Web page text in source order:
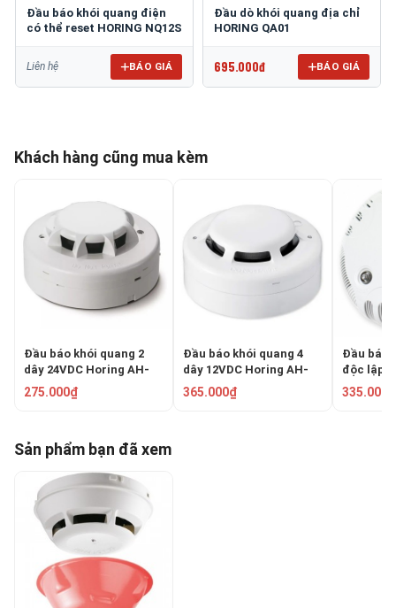
Đầu báo khói quang điện
có thể reset HORING NQ12S
Liên hệ BÁO GIÁ
Đầu dò khói quang địa chỉ
HORING QA01
695.000đ BÁO GIÁ
Khách hàng cũng mua kèm
Đầu báo khói quang 2
dây 24VDC Horing AH-
0811-2
275.000₫
Đầu báo khói quang 4
dây 12VDC Horing AH-
0311-4
365.000₫
Đầu báo
độc lập
335.000₫
Sản phẩm bạn đã xem